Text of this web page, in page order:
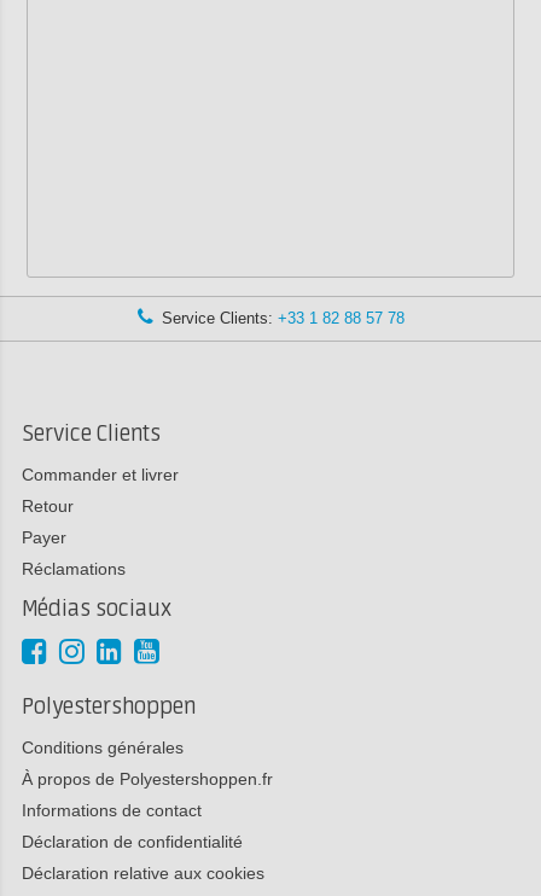
Service Clients: +33 1 82 88 57 78
Service Clients
Commander et livrer
Retour
Payer
Réclamations
Médias sociaux
Polyestershoppen
Conditions générales
À propos de Polyestershoppen.fr
Informations de contact
Déclaration de confidentialité
Déclaration relative aux cookies